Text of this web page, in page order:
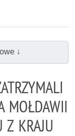
↓
MOŁDAWII
Z KRAJU